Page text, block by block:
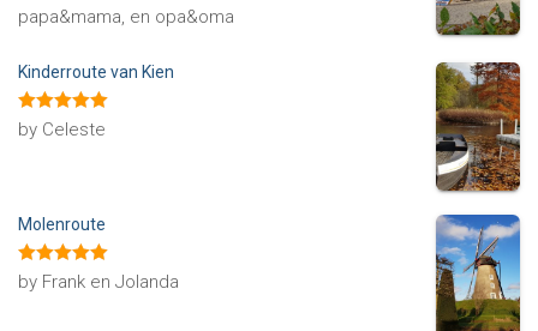
papa&mama, en opa&oma
Kinderroute van Kien
Rated5out
of 5
by Celeste
Molenroute
Rated5out
of 5
by Frank en Jolanda